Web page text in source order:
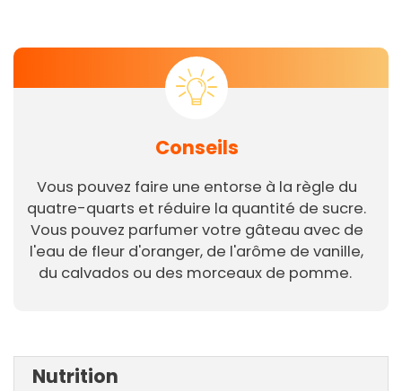
Conseils
Vous pouvez faire une entorse à la règle du
quatre-quarts et réduire la quantité de sucre.
Vous pouvez parfumer votre gâteau avec de
l'eau de fleur d'oranger, de l'arôme de vanille,
du calvados ou des morceaux de pomme.
Nutrition